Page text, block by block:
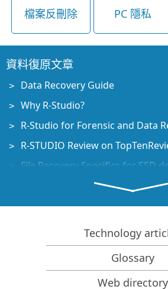
檔案反刪除 PC 隱私
資料復原文章
Data Recovery Guide
Why R-Studio?
R-Studio for Forensic and Data
R-STUDIO Review on
File Recovery Specifics for SSD
How to recover data from NVMe
Predicting Success of Common
Recovery of Overwritten Data
Emergency File Recovery Using
RAID Recovery Presentation
R-Studio: Data recovery from a
Technology
Glossary
Web directory